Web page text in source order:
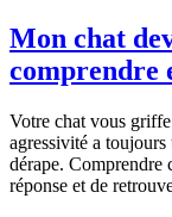
Mon chat
comprendre
Votre chat vous
agressivité a
dérape. Comprendre
réponse et de